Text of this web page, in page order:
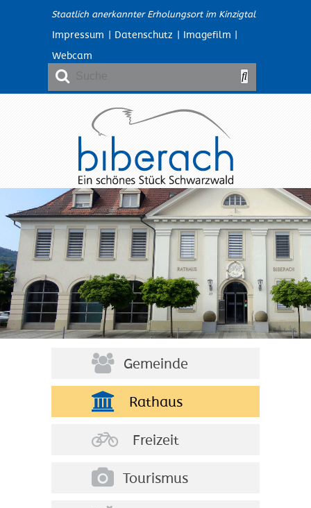
Staatlich anerkannter Erholungsort im Kinzigtal
Impressum | Datenschutz | Imagefilm |
Webcam
Gemeinde
Rathaus
Freizeit
Tourismus